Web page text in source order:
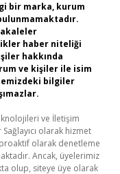
bir marka, kurum
haber niteliği
hakkında
ve kişiler ile isim
bilgiler
ve İletişim
olarak hizmet
olarak denetleme
Ancak, üyelerimiz
olup, siteye üye olarak